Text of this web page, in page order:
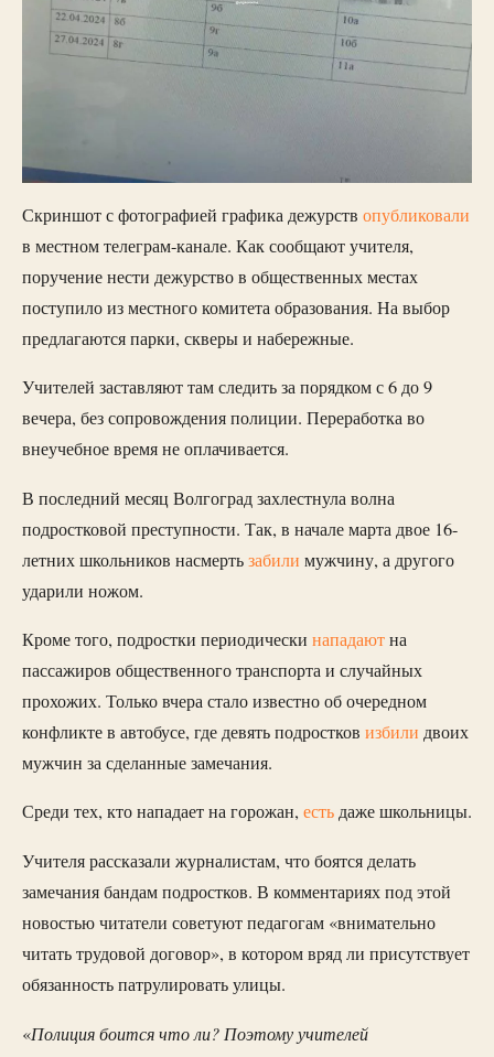
Скриншот с фотографией графика дежурств опубликовали
в местном телеграм-канале. Как сообщают учителя,
поручение нести дежурство в общественных местах
поступило из местного комитета образования. На выбор
предлагаются парки, скверы и набережные.
Учителей заставляют там следить за порядком с 6 до 9
вечера, без сопровождения полиции. Переработка во
внеучебное время не оплачивается.
В последний месяц Волгоград захлестнула волна
подростковой преступности. Так, в начале марта двое 16-
летних школьников насмертьзабили мужчину, а другого
ударили ножом.
Кроме того, подростки периодически нападаютна
пассажиров общественного транспорта и случайных
прохожих. Только вчера стало известно об очередном
конфликте в автобусе, где девять подростков избили двоих
мужчин за сделанные замечания.
Среди тех, кто нападает на горожан, естьдаже школьницы.
Учителя рассказали журналистам, что боятся делать
замечания бандам подростков. В комментариях под этой
новостью читатели советуют педагогам «внимательно
читать трудовой договор», в котором вряд ли присутствует
обязанность патрулировать улицы.
«Полиция боится что ли? Поэтому учителей